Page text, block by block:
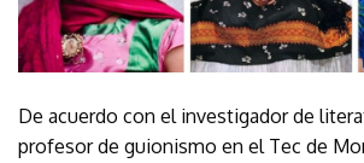
De acuerdo con el investigador de
profesor de guionismo en el Tec de